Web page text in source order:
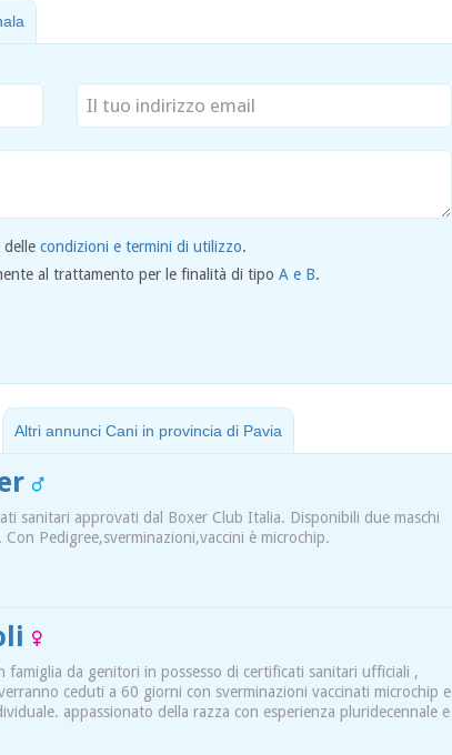
delle condizioni e termini di utilizzo.
al trattamento per le finalità di tipo A e B.
Altri annunci Cani in provincia di Pavia
sanitari approvati dal Boxer Club Italia. Disponibili due maschi
Pedigree,sverminazioni,vaccini è microchip.
famiglia da genitori in possesso di certificati sanitari ufficiali ,
ceduti a 60 giorni con sverminazioni vaccinati microchip e
appassionato della razza con esperienza pluridecennale e